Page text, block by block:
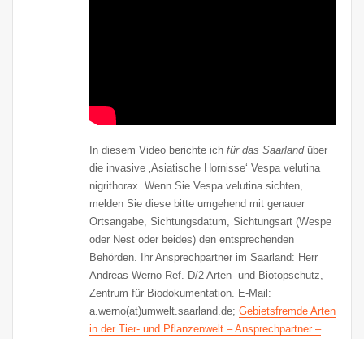
In diesem Video berichte ichfür das Saarlandüber
die invasive ‚Asiatische Hornisse‘ Vespa velutina
nigrithorax. Wenn Sie Vespa velutina sichten,
melden Sie diese bitte umgehend mit genauer
Ortsangabe, Sichtungsdatum, Sichtungsart (Wespe
oder Nest oder beides) den entsprechenden
Behörden. Ihr Ansprechpartner im Saarland: Herr
Andreas Werno Ref. D/2 Arten- und Biotopschutz,
Zentrum für Biodokumentation. E-Mail:
a.werno(at)umwelt.saarland.de;Gebietsfremde Arten
in der Tier- und Pflanzenwelt – Ansprechpartner –